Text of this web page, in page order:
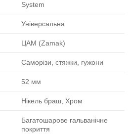
System
Універсальна
ЦАМ (Zamak)
Саморізи, стяжки, гужони
52 мм
Нікель браш, Хром
Багатошарове гальванічне
покриття